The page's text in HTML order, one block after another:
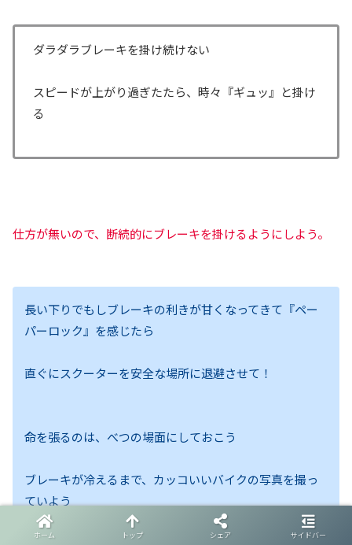
ダラダラブレーキを掛け続けない
スピードが上がり過ぎたたら、時々『ギュッ』と掛け
る
仕方が無いので、断続的にブレーキを掛けるようにしよう。
長い下りでもしブレーキの利きが甘くなってきて『ペー
パーロック』を感じたら
直ぐにスクーターを安全な場所に退避させて！
命を張るのは、べつの場面にしておこう
ブレーキが冷えるまで、カッコいいバイクの写真を撮っ
ていよう
ホーム トップ シェア サイドバー